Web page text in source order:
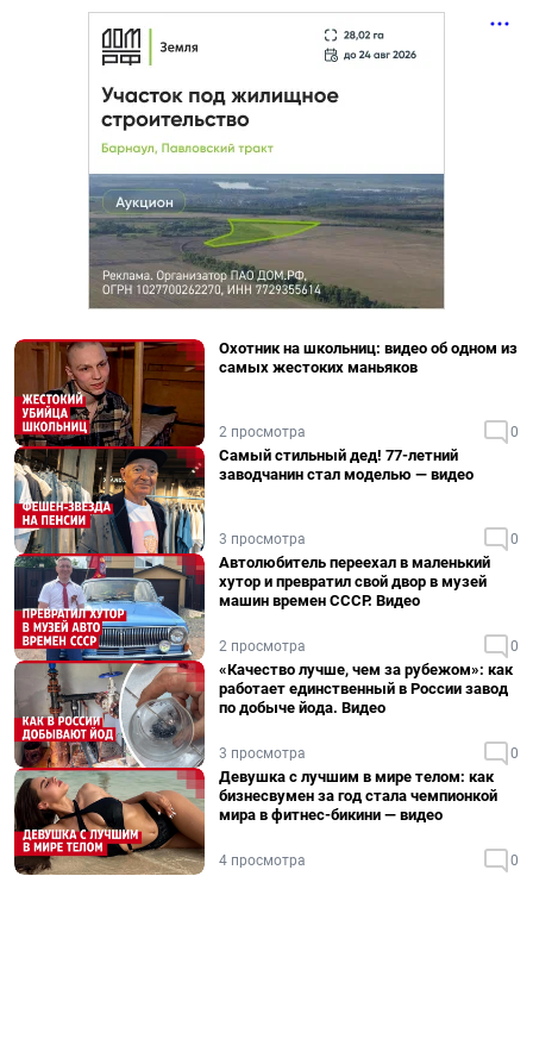
Охотник на школьниц: видео об одном из
самых жестоких маньяков
2 просмотра 0
Самый стильный дед! 77-летний
заводчанин стал моделью — видео
3 просмотра 0
Автолюбитель переехал в маленький
хутор и превратил свой двор в музей
машин времен СССР. Видео
2 просмотра 0
«Качество лучше, чем за рубежом»: как
работает единственный в России завод
по добыче йода. Видео
3 просмотра 0
Девушка с лучшим в мире телом: как
бизнесвумен за год стала чемпионкой
мира в фитнес-бикини — видео
4 просмотра 0